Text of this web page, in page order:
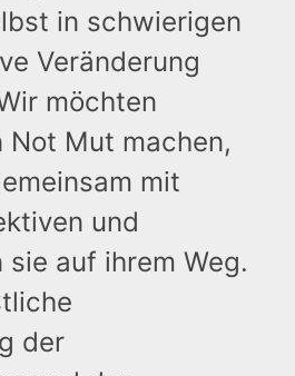
in schwierigen
Veränderung
möchten
Not Mut machen,
mit
und
auf ihrem Weg.
der